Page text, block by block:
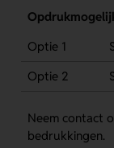
Optie 1
Optie 2
Neem contact
bedrukkingen.